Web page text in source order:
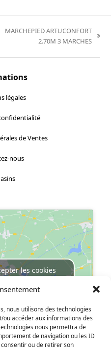
nous utilisons des technologies
ou accéder aux informations des
nous permettra de
de navigation ou les ID
ou de retirer son
MARCHEPIED ARTUCONFORT
2.70M 3 MARCHES
légales
de Ventes
nous
les cookies